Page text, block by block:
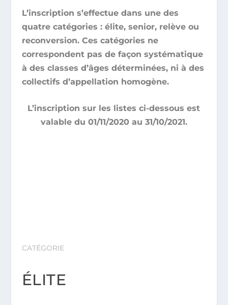
L’inscription s’effectue dans une des
quatre catégories : élite, senior, relève ou
reconversion. Ces catégories ne
correspondent pas de façon systématique
à des classes d’âges déterminées, ni à des
collectifs d’appellation homogène.
L’inscription sur les listes ci-dessous est
valable du 01/11/2020 au 31/10/2021.
CATÉGORIE
ÉLITE